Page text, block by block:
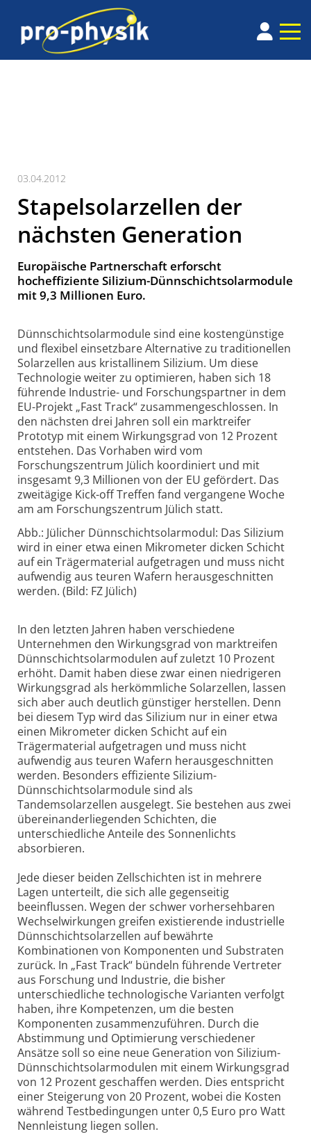
03.04.2012
Stapelsolarzellen der
nächsten Generation
Europäische Partnerschaft erforscht
hocheffiziente Silizium-Dünnschichtsolarmodule
mit 9,3 Millionen Euro.
Dünnschichtsolarmodule sind eine kostengünstige
und flexibel einsetzbare Alternative zu traditionellen
Solarzellen aus kristallinem Silizium. Um diese
Technologie weiter zu optimieren, haben sich 18
führende Industrie- und Forschungspartner in dem
EU-Projekt „Fast Track“ zusammengeschlossen. In
den nächsten drei Jahren soll ein marktreifer
Prototyp mit einem Wirkungsgrad von 12 Prozent
entstehen. Das Vorhaben wird vom
Forschungszentrum Jülich koordiniert und mit
insgesamt 9,3 Millionen von der EU gefördert. Das
zweitägige Kick-off Treffen fand vergangene Woche
am am Forschungszentrum Jülich statt.
Abb.: Jülicher Dünnschichtsolarmodul: Das Silizium
wird in einer etwa einen Mikrometer dicken Schicht
auf ein Trägermaterial aufgetragen und muss nicht
aufwendig aus teuren Wafern herausgeschnitten
werden. (Bild: FZ Jülich)
In den letzten Jahren haben verschiedene
Unternehmen den Wirkungsgrad von marktreifen
Dünnschichtsolarmodulen auf zuletzt 10 Prozent
erhöht. Damit haben diese zwar einen niedrigeren
Wirkungsgrad als herkömmliche Solarzellen, lassen
sich aber auch deutlich günstiger herstellen. Denn
bei diesem Typ wird das Silizium nur in einer etwa
einen Mikrometer dicken Schicht auf ein
Trägermaterial aufgetragen und muss nicht
aufwendig aus teuren Wafern herausgeschnitten
werden. Besonders effiziente Silizium-
Dünnschichtsolarmodule sind als
Tandemsolarzellen ausgelegt. Sie bestehen aus zwei
übereinanderliegenden Schichten, die
unterschiedliche Anteile des Sonnenlichts
absorbieren.
Jede dieser beiden Zellschichten ist in mehrere
Lagen unterteilt, die sich alle gegenseitig
beeinflussen. Wegen der schwer vorhersehbaren
Wechselwirkungen greifen existierende industrielle
Dünnschichtsolarzellen auf bewährte
Kombinationen von Komponenten und Substraten
zurück. In „Fast Track“ bündeln führende Vertreter
aus Forschung und Industrie, die bisher
unterschiedliche technologische Varianten verfolgt
haben, ihre Kompetenzen, um die besten
Komponenten zusammenzuführen. Durch die
Abstimmung und Optimierung verschiedener
Ansätze soll so eine neue Generation von Silizium-
Dünnschichtsolarmodulen mit einem Wirkungsgrad
von 12 Prozent geschaffen werden. Dies entspricht
einer Steigerung von 20 Prozent, wobei die Kosten
während Testbedingungen unter 0,5 Euro pro Watt
Nennleistung liegen sollen.